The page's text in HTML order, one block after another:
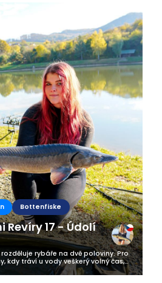
Bottenfiske
Revíry 17 - Údolí
rybáře na dvě poloviny. Pro
kdy tráví u vody veškerý volný čas,
vybavení. No a já jsem něco